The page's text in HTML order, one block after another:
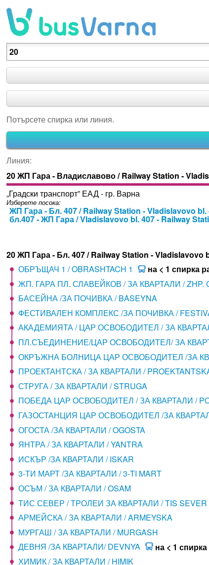
Потърсете спирка или линия.
Потърсете спирка или линия.
Линия:
20 ЖП Гара - Владиславово / Railway Station -
„Градски транспорт” ЕАД - гр. Варна
Изберете посока:
ЖП Гара - Бл. 407 / Railway Station - Vladislavovo bl.
бл.407 - ЖП Гара / Vladislavovo bl. 407 - Railway
20 ЖП Гара - Бл. 407 / Railway Station - Vladislavovo
ОБРЪЩАЧ 1 / OBRASHTACH 1
на < 1 спирка
ЖП. ГАРА ПЛ. СЛАВЕЙКОВ / ЗА КВАРТАЛИ / ZHP.
БАСЕЙНА /ЗА ПОЧИВКА / BASEYNA
ФЕСТИВАЛЕН КОМПЛЕКС /ЗА ПОЧИВКА /
АКАДЕМИЯТА / ЦАР ОСВОБОДИТЕЛ / ЗА
ПЛ.СЪЕДИНЕНИЕ/ЦАР ОСВОБОДИТЕЛ/ ЗА
ОКРЪЖНА БОЛНИЦА ЦАР ОСВОБОДИТЕЛ /ЗА
ПРОЕКТАНТСКА / ЗА КВАРТАЛИ /
СТРУГА / ЗА КВАРТАЛИ / STRUGA
ПОБЕДА ЦАР ОСВОБОДИТЕЛ / ЗА КВАРТАЛИ /
ГАЗОСТАНЦИЯ ЦАР ОСВОБОДИТЕЛ /ЗА
ОГОСТА /ЗА КВАРТАЛИ / OGOSTA
ЯНТРА / ЗА КВАРТАЛИ / YANTRA
ИСКЪР /ЗА КВАРТАЛИ / ISKAR
3-ТИ МАРТ /ЗА КВАРТАЛИ / 3-TI MART
ОСЪМ / ЗА КВАРТАЛИ / OSAM
ТИС СЕВЕР / ТРОЛЕИ ЗА КВАРТАЛИ / TIS SEVER
АРМЕЙСКА / ЗА КВАРТАЛИ / ARMEYSKA
МУРГАШ / ЗА КВАРТАЛИ / MURGASH
ДЕВНЯ /ЗА КВАРТАЛИ/ DEVNYA
на < 1
ХИМИК / ЗА КВАРТАЛИ / HIMIK